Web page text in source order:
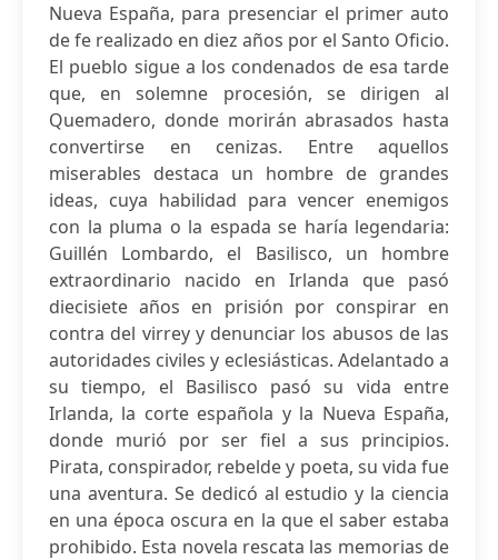
Nueva España, para presenciar el primer auto
de fe realizado en diez años por el Santo Oficio.
El pueblo sigue a los condenados de esa tarde
que, en solemne procesión, se dirigen al
Quemadero, donde morirán abrasados hasta
convertirse en cenizas. Entre aquellos
miserables destaca un hombre de grandes
ideas, cuya habilidad para vencer enemigos
con la pluma o la espada se haría legendaria:
Guillén Lombardo, el Basilisco, un hombre
extraordinario nacido en Irlanda que pasó
diecisiete años en prisión por conspirar en
contra del virrey y denunciar los abusos de las
autoridades civiles y eclesiásticas. Adelantado a
su tiempo, el Basilisco pasó su vida entre
Irlanda, la corte española y la Nueva España,
donde murió por ser fiel a sus principios.
Pirata, conspirador, rebelde y poeta, su vida fue
una aventura. Se dedicó al estudio y la ciencia
en una época oscura en la que el saber estaba
prohibido. Esta novela rescata las memorias de